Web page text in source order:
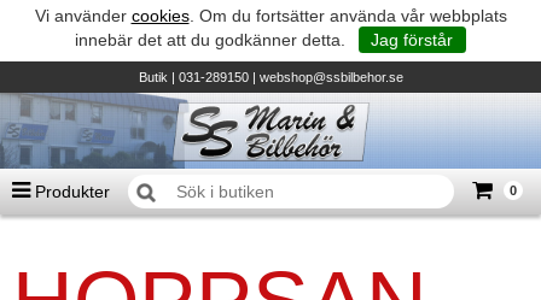
Vi använder cookies. Om du fortsätter använda vår webbplats
innebär det att du godkänner detta.
Jag förstår
Butik| 031-289150 | webshop@ssbilbehor.se
Produkter 0
Biltillbehör och reservdelar - BDS